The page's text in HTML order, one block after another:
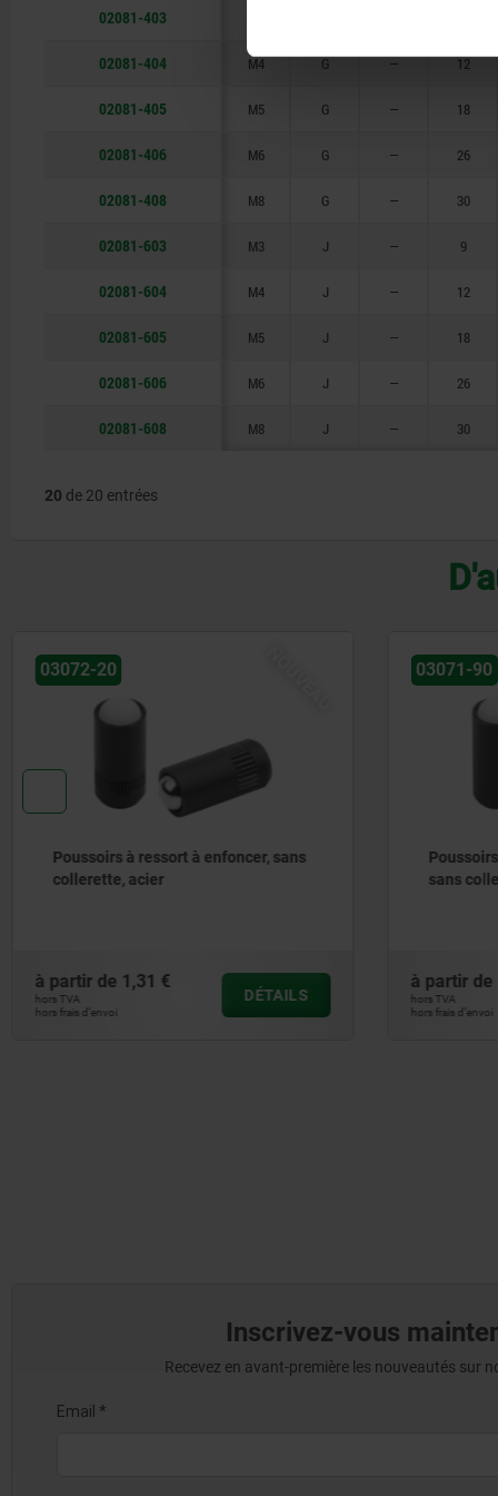
02081-403
02081-404 M4 G — 12
02081-405 M5 G — 18
02081-406 M6 G — 26
02081-408 M8 G — 30
02081-603 M3 J — 9
02081-604 M4 J — 12
02081-605 M5 J — 18
02081-606 M6 J — 26
02081-608 M8 J — 30
20 de 20 entrées
NOUVEAU NOUVEAU
Poussoirs à ressort, modèle lisse,
à partir de 1,25 €
hors frais d’envoi
DÉTAILS
Inscrivez-vous
Recevez en avant-première les nouveautés sur